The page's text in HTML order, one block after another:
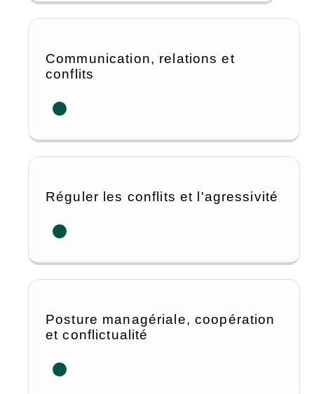
Communication, relations et
conflits
Réguler les conflits et l'agressivité
Posture managériale, coopération
et conflictualité